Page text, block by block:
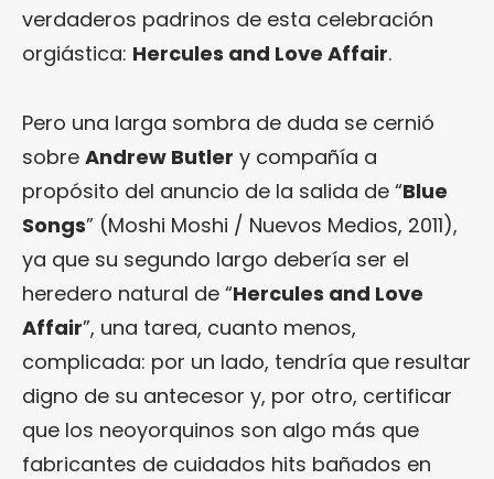
verdaderos padrinos de esta celebración
orgiástica: Hercules and Love Affair.
Pero una larga sombra de duda se cernió
sobre Andrew Butler y compañía a
propósito del anuncio de la salida de “Blue
Songs” (Moshi Moshi / Nuevos Medios, 2011),
ya que su segundo largo debería ser el
heredero natural de “Hercules and Love
Affair”, una tarea, cuanto menos,
complicada: por un lado, tendría que resultar
digno de su antecesor y, por otro, certificar
que los neoyorquinos son algo más que
fabricantes de cuidados hits bañados en